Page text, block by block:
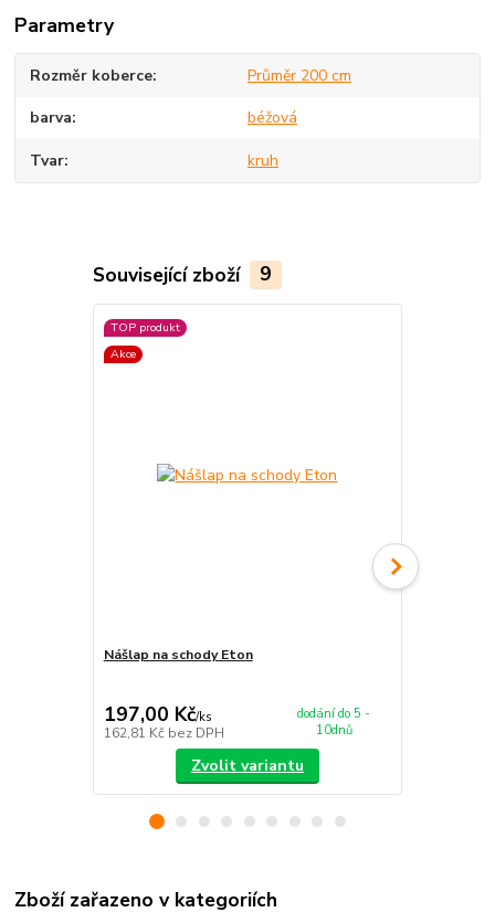
Parametry
Rozměr koberce Průměr 200 cm
barva béžová
Tvar kruh
Související zboží 9
TOP produkt
Akce
Nášlap na schody Eton
197,00 Kč/ks
162,81 Kč bez DPH
dodání do 5 -
10dnů
Zvolit variantu
Zboží zařazeno v kategoriích